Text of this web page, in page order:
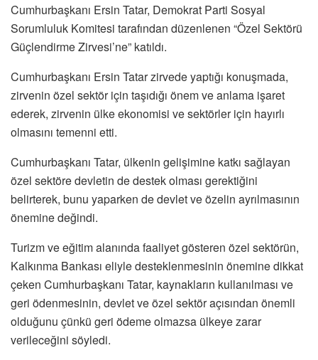
Cumhurbaşkanı Ersin Tatar, Demokrat Parti Sosyal
Sorumluluk Komitesi tarafından düzenlenen “Özel Sektörü
Güçlendirme Zirvesi’ne” katıldı.
Cumhurbaşkanı Ersin Tatar zirvede yaptığı konuşmada,
zirvenin özel sektör için taşıdığı önem ve anlama işaret
ederek, zirvenin ülke ekonomisi ve sektörler için hayırlı
olmasını temenni etti.
Cumhurbaşkanı Tatar, ülkenin gelişimine katkı sağlayan
özel sektöre devletin de destek olması gerektiğini
belirterek, bunu yaparken de devlet ve özelin ayrılmasının
önemine değindi.
Turizm ve eğitim alanında faaliyet gösteren özel sektörün,
Kalkınma Bankası eliyle desteklenmesinin önemine dikkat
çeken Cumhurbaşkanı Tatar, kaynakların kullanılması ve
geri ödenmesinin, devlet ve özel sektör açısından önemli
olduğunu çünkü geri ödeme olmazsa ülkeye zarar
verileceğini söyledi.